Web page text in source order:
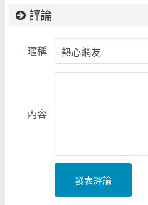
評論
暱稱
內容
發表評論